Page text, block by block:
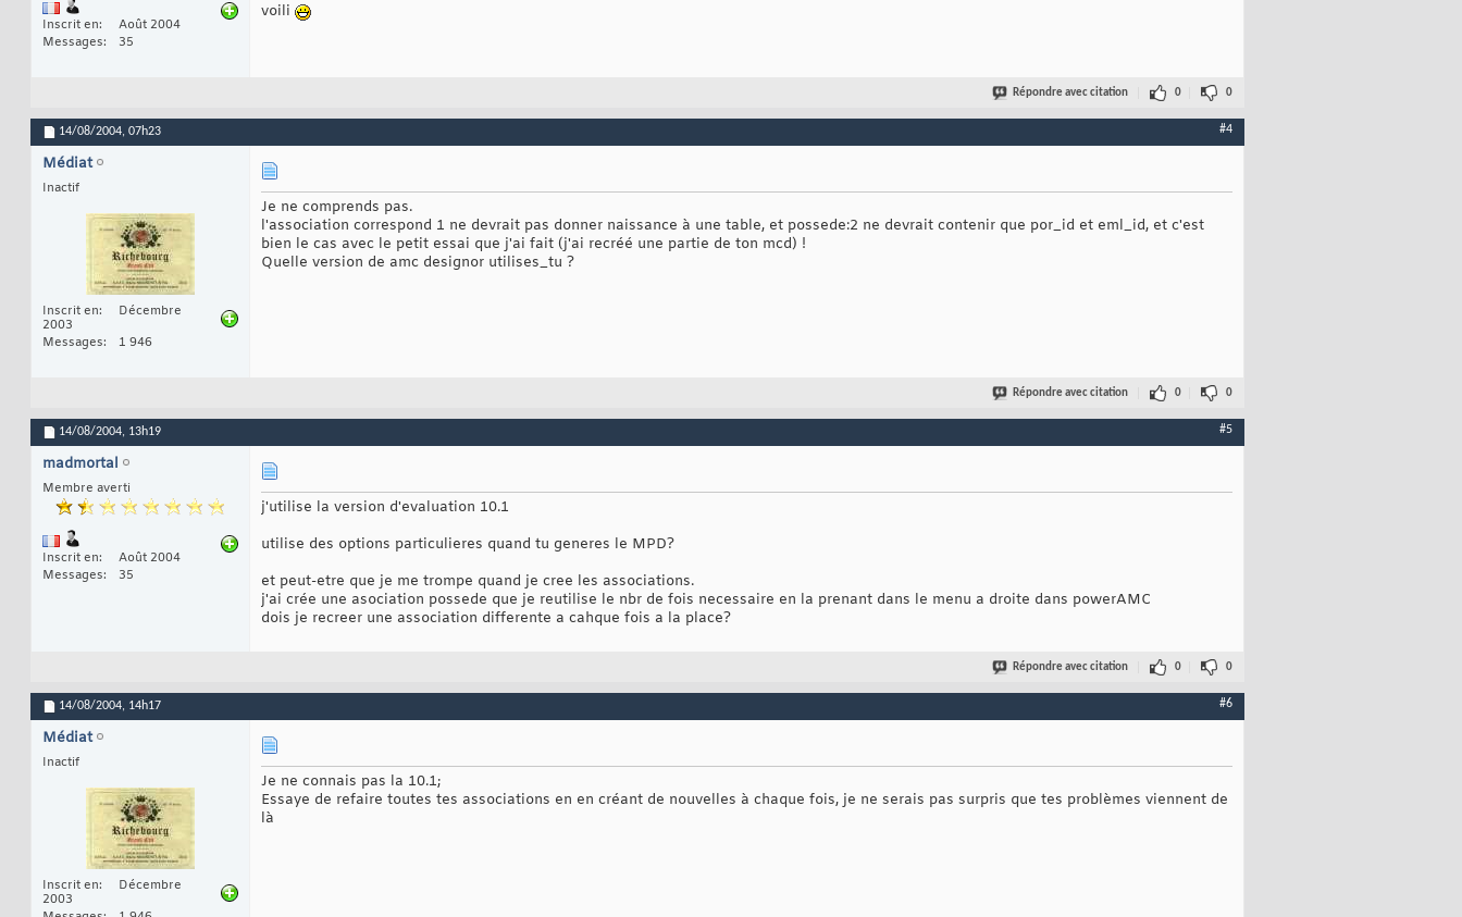
Inscrit en
Août 2004
Messages
35
voili
Répondre avec citation 0 0
14/08/2004, 07h23 #4
Médiat
Inactif
Inscrit en
Décembre
2003
Messages
1 946
Je ne comprends pas.
l'association correspond 1 ne devrait pas donner naissance à une table, et possede:2 ne devrait contenir que por_id et eml_id, et c'est
bien le cas avec le petit essai que j'ai fait (j'ai recréé une partie de ton mcd) !
Quelle version de amc designor utilises_tu ?
Répondre avec citation 0 0
14/08/2004, 13h19 #5
madmortal
Membre averti
Inscrit en
Août 2004
Messages
35
j'utilise la version d'evaluation 10.1
utilise des options particulieres quand tu generes le MPD?
et peut-etre que je me trompe quand je cree les associations.
j'ai crée une asociation possede que je reutilise le nbr de fois necessaire en la prenant dans le menu a droite dans powerAMC
dois je recreer une association differente a cahque fois a la place?
Répondre avec citation 0 0
14/08/2004, 14h17 #6
Médiat
Inactif
Inscrit en
Décembre
2003
Je ne connais pas la 10.1;
Essaye de refaire toutes tes associations en en créant de nouvelles à chaque fois, je ne serais pas surpris que tes problèmes viennent de
là